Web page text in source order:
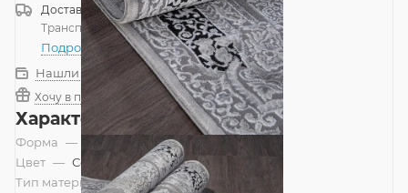
ДоставкаРоссия
Транспортной компанией—бесплатно
Подробнее
Нашли дешевле?
Хочу в подарок
Характеристики
Форма —
Прямоугольник
Цвет — Серый
Тип материала